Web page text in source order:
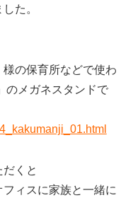
た。
の保育所などで使わ
のメガネスタンドで
くと
ィスに家族と一緒に